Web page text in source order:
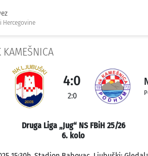
Hercegovine
4:0
2:0
Druga Liga „Jug“ NS FBiH 25/26
6. kolo